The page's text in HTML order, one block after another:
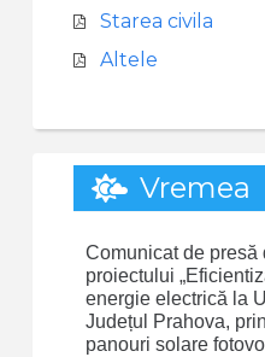
Starea civila
Altele
Vremea
Comunicat de presă
proiectului
energie electrică la
Județul Prahova,
panouri solare